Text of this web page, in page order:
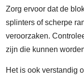
Zorg ervoor dat de
splinters of scherpe
veroorzaken.
zijn die kunnen
Het is ook verstandig